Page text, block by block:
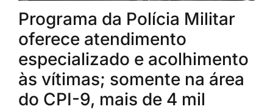
Programa da Polícia Militar
oferece atendimento
especializado e acolhimento
às vítimas; somente na área
do CPI-9, mais de 4 mil